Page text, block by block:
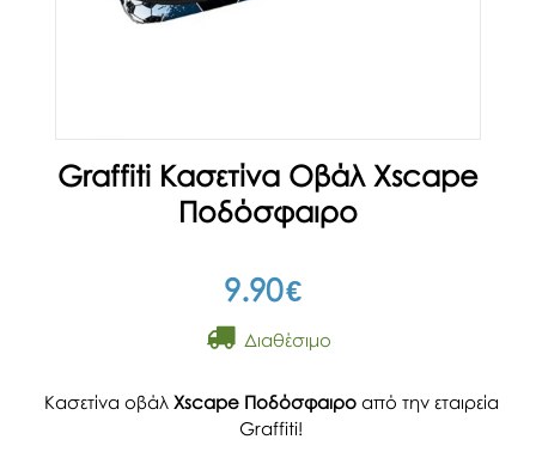
Graffiti Κασετίνα Οβάλ Xscape
Ποδόσφαιρο
9.90€
Διαθέσιμο
Κασετίνα οβάλ Xscape Ποδόσφαιροαπό την εταιρεία
Graffiti!